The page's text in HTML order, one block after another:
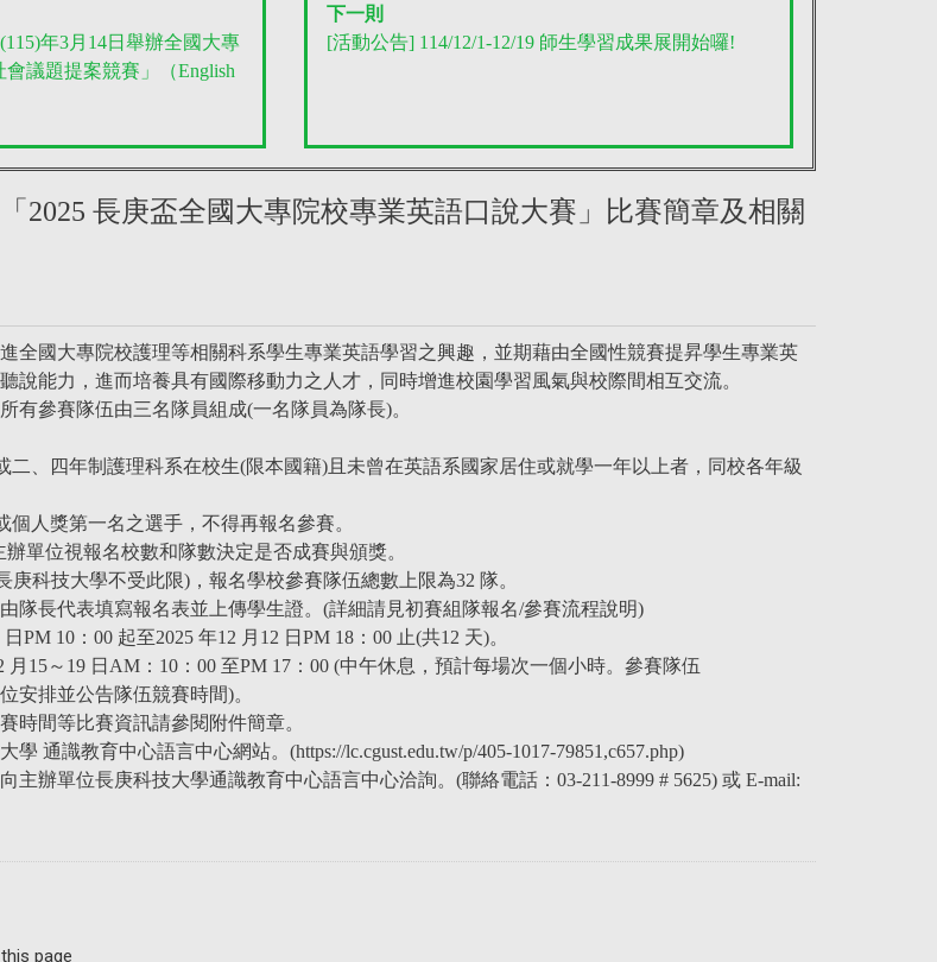
年3月14日舉辦全國大專
議題提案競賽」（English
下一則
[活動公告] 114/12/1-12/19 師生學習成果展開始囉!
2025 長庚盃全國大專院校專業英語口說大賽」比賽簡章及相關
全國大專院校護理等相關科系學生專業英語學習之興趣，並期藉由全國性競賽提昇學生專業英
說能力，進而培養具有國際移動力之人才，同時增進校園學習風氣與校際間相互交流。
有參賽隊伍由三名隊員組成(一名隊員為隊長)。
二、四年制護理科系在校生(限本國籍)且未曾在英語系國家居住或就學一年以上者，同校各年級
人獎第一名之選手，不得再報名參賽。
單位視報名校數和隊數決定是否成賽與頒獎。
庚科技大學不受此限)，報名學校參賽隊伍總數上限為32 隊。
隊長代表填寫報名表並上傳學生證。(詳細請見初賽組隊報名/參賽流程說明)
PM 10：00 起至2025 年12 月12 日PM 18：00 止(共12 天)。
月15～19 日AM：10：00 至PM 17：00 (中午休息，預計每場次一個小時。參賽隊伍
安排並公告隊伍競賽時間)。
時間等比賽資訊請參閱附件簡章。
通識教育中心語言中心網站。(https://lc.cgust.edu.tw/p/405-1017-79851,c657.php)
主辦單位長庚科技大學通識教育中心語言中心洽詢。(聯絡電話：03-211-8999 # 5625) 或 E-mail:
page